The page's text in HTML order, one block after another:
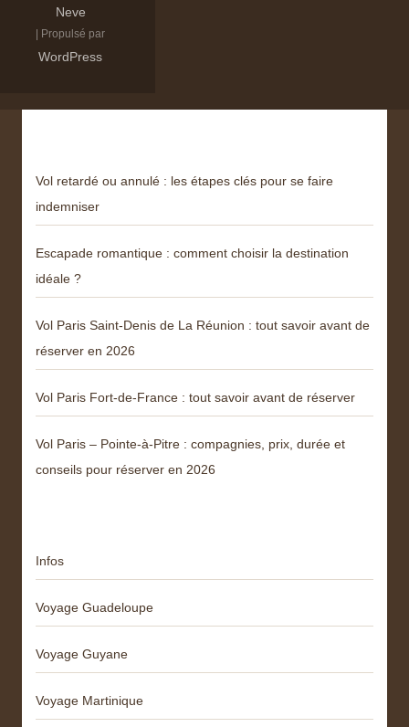
Neve
| Propulsé par
WordPress
Vol retardé ou annulé : les étapes clés pour se faire
indemniser
Escapade romantique : comment choisir la destination
idéale ?
Vol Paris Saint-Denis de La Réunion : tout savoir avant de
réserver en 2026
Vol Paris Fort-de-France : tout savoir avant de réserver
Vol Paris – Pointe-à-Pitre : compagnies, prix, durée et
conseils pour réserver en 2026
Infos
Voyage Guadeloupe
Voyage Guyane
Voyage Martinique